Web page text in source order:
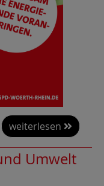
weiterlesen
Umwelt